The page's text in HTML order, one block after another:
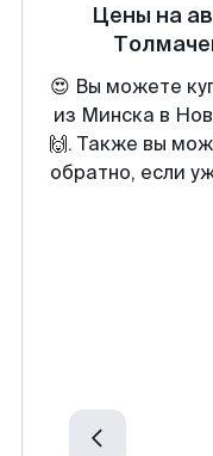
Цены на
😍 Вы можете
из Минска в
🙌. Также вы
обратно, если